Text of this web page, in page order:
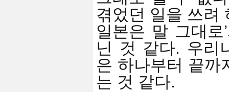
겪었던 일을 쓰려
일본은 말 그대로
닌 것 같다. 우리
은 하나부터 끝까
는 것 같다.